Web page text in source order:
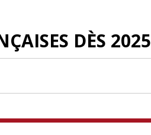
DÈS 2025
30.06
Canicule : les
soutenir le commerce